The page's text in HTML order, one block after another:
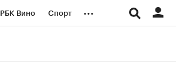
РБК Вино Спорт ...